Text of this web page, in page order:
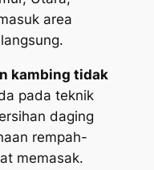
area
kambing tidak
pada teknik
daging
rempah-
memasak.